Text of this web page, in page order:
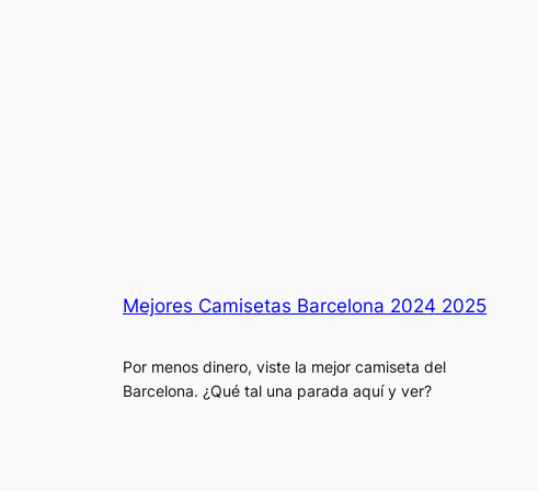
Mejores Camisetas Barcelona 2024 2025
Por menos dinero, viste la mejor camiseta del
Barcelona. ¿Qué tal una parada aquí y ver?